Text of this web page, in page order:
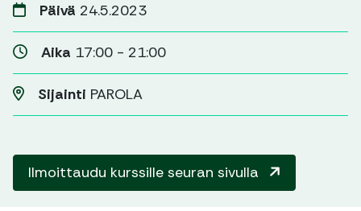
Päivä 24.5.2023
Aika 17:00 - 21:00
Sijainti PAROLA
Ilmoittaudu kurssille seuran sivulla